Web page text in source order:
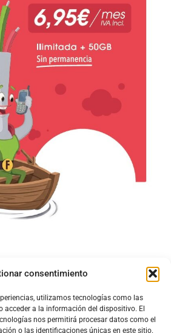
consentimiento
utilizamos tecnologías como las
acceder a la información del dispositivo. El
nos permitirá procesar datos como el
o las identificaciones únicas en este sitio.